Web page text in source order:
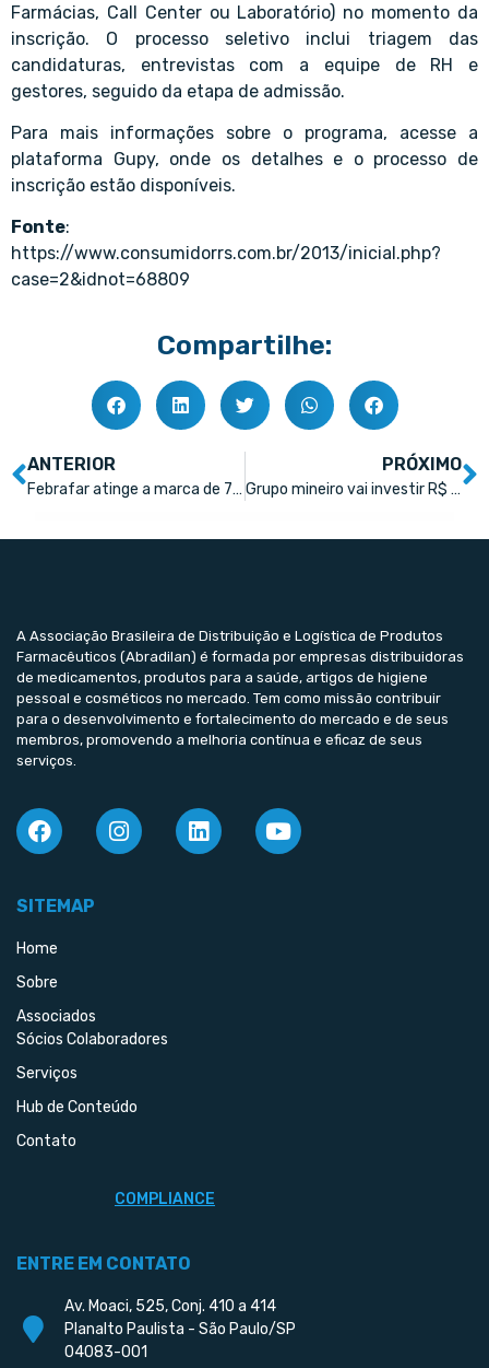
Farmácias, Call Center ou Laboratório) no momento da
inscrição. O processo seletivo inclui triagem das
candidaturas, entrevistas com a equipe de RH e
gestores, seguido da etapa de admissão.
Para mais informações sobre o programa, acesse a
plataforma Gupy, onde os detalhes e o processo de
inscrição estão disponíveis.
Fonte:
https://www.consumidorrs.com.br/2013/inicial.php?
case=2&idnot=68809
Compartilhe:
ANTERIOR
Febrafar atinge a marca de 70 redes associadas
PRÓXIMO
Grupo mineiro vai investir R$ 28 milhões em novas farmácias populares no nordeste
A Associação Brasileira de Distribuição e Logística de Produtos
Farmacêuticos (Abradilan) é formada por empresas distribuidoras
de medicamentos, produtos para a saúde, artigos de higiene
pessoal e cosméticos no mercado. Tem como missão contribuir
para o desenvolvimento e fortalecimento do mercado e de seus
membros, promovendo a melhoria contínua e eficaz de seus
serviços.
SITEMAP
Home
Sobre
Associados
Sócios Colaboradores
Serviços
Hub de Conteúdo
Contato
COMPLIANCE
ENTRE EM CONTATO
Av. Moaci, 525, Conj. 410 a 414
Planalto Paulista - São Paulo/SP
04083-001